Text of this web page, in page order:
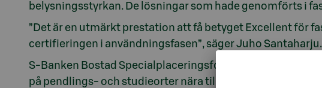
belysningsstyrkan. De lösningar som hade genomförts i
”Det är en utmärkt prestation att få betyget Excellent för
certifieringen i användningsfasen”, säger Juho Santaharju.
S-Banken Bostad Specialplaceringsfond investerar i
på pendlings- och studieorter nära tillväxtorterna. Fonden